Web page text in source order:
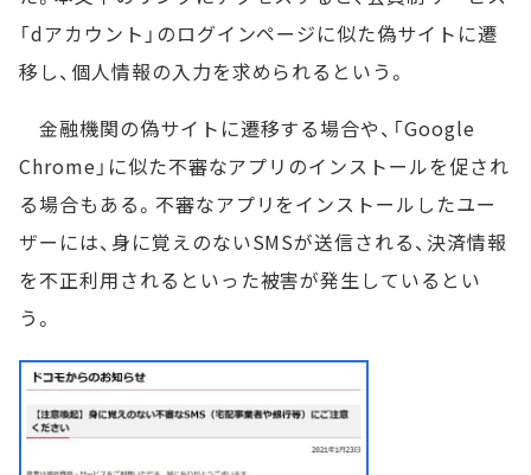
「dアカウント」のログインページに似た偽サイトに遷
移し、個人情報の入力を求められるという。
金融機関の偽サイトに遷移する場合や、「Google
Chrome」に似た不審なアプリのインストールを促され
る場合もある。不審なアプリをインストールしたユー
ザーには、身に覚えのないSMSが送信される、決済情報
を不正利用されるといった被害が発生しているとい
う。